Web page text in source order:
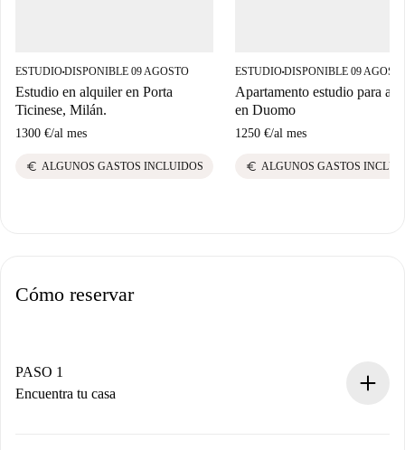
ESTUDIO■DISPONIBLE 09 AGOSTO
Estudio en alquiler en Porta
Ticinese, Milán.
1300 €/al mes
euro ALGUNOS GASTOS INCLUIDOS
ESTUDIO■DISPONIBLE 09
Apartamento estudio para
en Duomo
1250 €/al mes
euro ALGUNOS GASTOS
Cómo reservar
PASO 1
Encuentra tu casa